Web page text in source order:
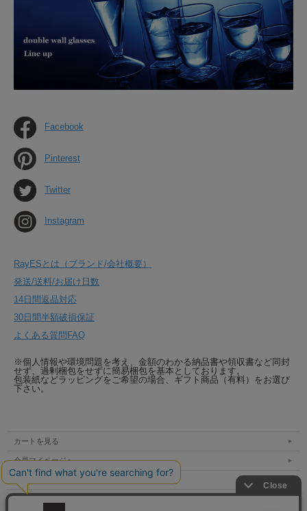
Facebook
Pinterest
Twitter
Instagram
RayESとは（ブランド/会社概要）
発送/送料/お届け日数
14日間返品対応
30日間半額破損保証
よくある質問FAQ
※個人情報や環境問題を考え、金額のわかる納品書や領収書など同封
せず、過剰梱包をせずに簡易梱包を基本としております。
包装紙などラッピングをご希望の場合、ギフト商品（有料）をお選び
下さい。
カートを見る
会員マイページへ
支払方法 / 送料 / 発送
特定商取引法表示